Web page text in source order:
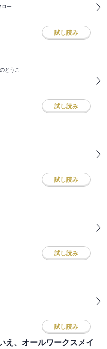
ロー
試し読み
とうこ
試し読み
試し読み
試し読み
試し読み
え、オールワークスメイ